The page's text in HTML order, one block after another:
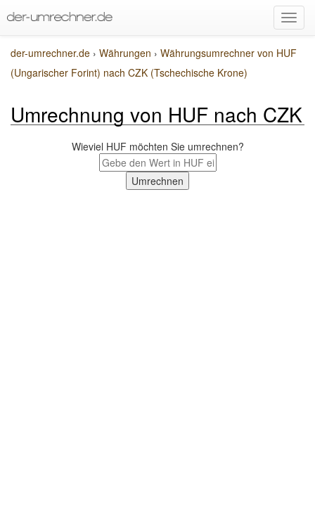
der-umrechner.de › Währungen › Währungsumrechner von HUF
(Ungarischer Forint) nach CZK (Tschechische Krone)
Umrechnung von HUF nach CZK
Wieviel HUF möchten Sie umrechnen?